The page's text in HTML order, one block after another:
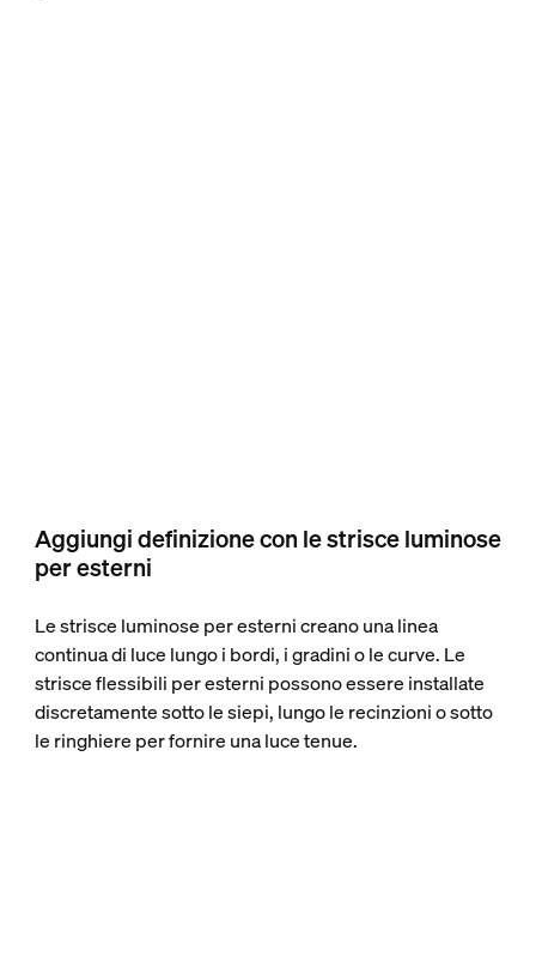
Aggiungi definizione con le strisce luminose
per esterni
Le strisce luminose per esterni creano una linea
continua di luce lungo i bordi, i gradini o le curve. Le
strisce flessibili per esterni possono essere installate
discretamente sotto le siepi, lungo le recinzioni o sotto
le ringhiere per fornire una luce tenue.